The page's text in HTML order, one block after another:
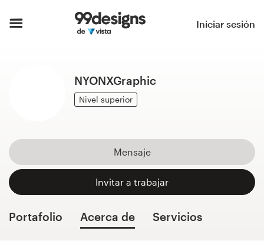
Iniciar sesión
NYONXGraphic
Nivel superior
Mensaje
Invitar a trabajar
Portafolio Acerca de Servicios
Inspiración
99designs Pro